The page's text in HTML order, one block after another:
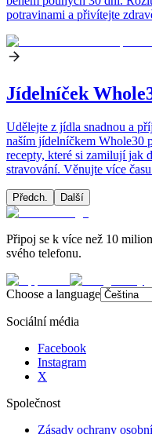
potravinami a přivítejte
Jídelníček
Udělejte z jídla snadnou a
naším jídelníčkem Whole30
recepty, které si zamilují jak
stravování. Věnujte více
Předch. Další
Připoj se k více než 10
svého telefonu.
Choose a language
Sociální média
Facebook
Instagram
X
Společnost
Zásady ochrany